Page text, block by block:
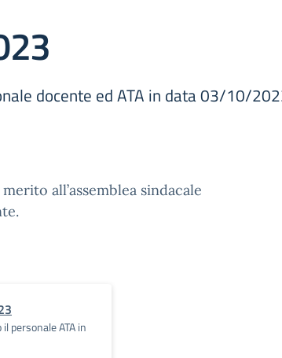
docente ed ATA in data 03/10/
all’assemblea sindacale
personale ATA in